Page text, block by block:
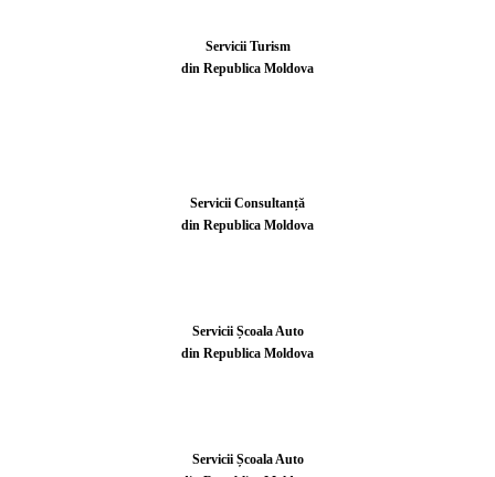
Servicii Turism
din Republica Moldova
Servicii Consultanță
din Republica Moldova
Servicii Școala Auto
din Republica Moldova
Servicii Școala Auto